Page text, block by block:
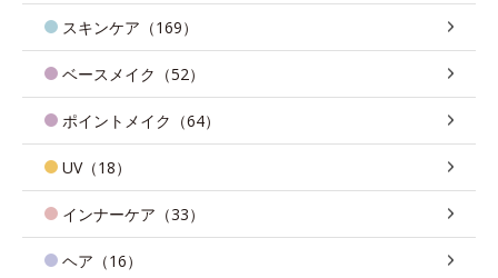
スキンケア（169）
ベースメイク（52）
ポイントメイク（64）
UV（18）
インナーケア（33）
ヘア（16）